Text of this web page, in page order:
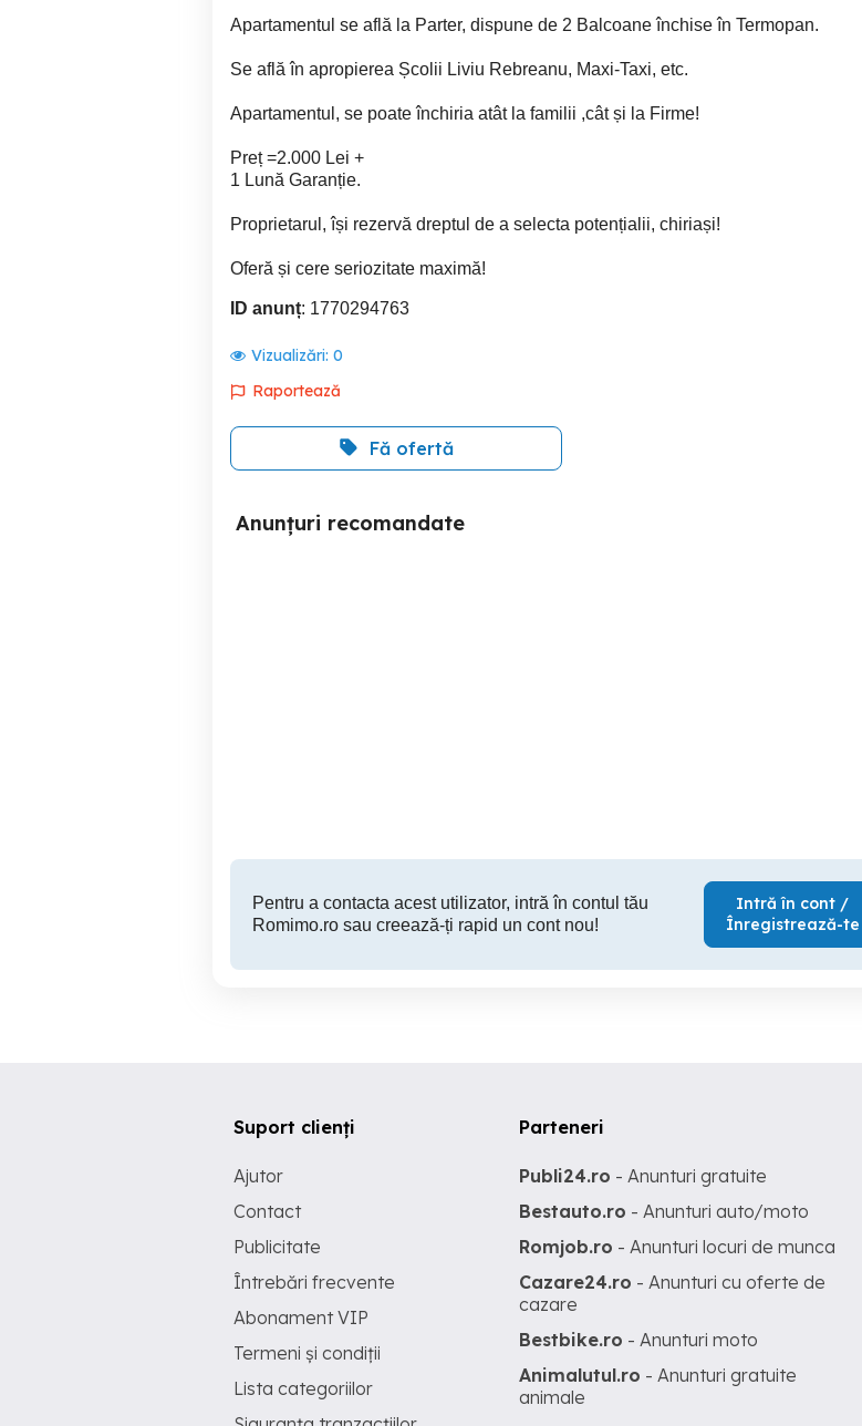
Apartamentul se află la Parter, dispune de 2 Balcoane închise în Termopan.
Se află în apropierea Școlii Liviu Rebreanu, Maxi-Taxi, etc.
Apartamentul, se poate închiria atât la familii ,cât și la Firme!
Preț =2.000 Lei +
1 Lună Garanție.
Proprietarul, își rezervă dreptul de a selecta potențialii, chiriași!
Oferă și cere seriozitate maximă!
ID anunț: 1770294763
Vizualizări: 0
Raportează
Fă ofertă
Anunțuri recomandate
Pentru a contacta acest utilizator, intră în contul tău
Romimo.ro sau creează-ți rapid un cont nou!
Intră în cont /
Înregistrează-te
Suport clienți
Ajutor
Contact
Publicitate
Întrebări frecvente
Abonament VIP
Termeni și condiții
Lista categoriilor
Parteneri
Publi24.ro - Anunturi gratuite
Bestauto.ro - Anunturi auto/moto
Romjob.ro - Anunturi locuri de munca
Cazare24.ro - Anunturi cu oferte de
cazare
Bestbike.ro - Anunturi moto
Animalutul.ro - Anunturi gratuite
animale